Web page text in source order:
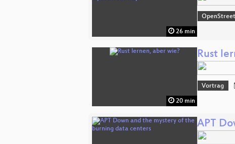
26 min
20 min
Rust
Vortrag
APT